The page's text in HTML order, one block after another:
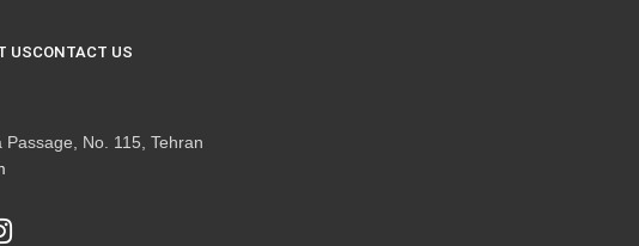
CONTACT US
US
No. 115, Tehran